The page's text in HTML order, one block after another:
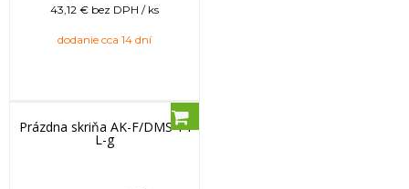
43,12 € bez DPH / ks
dodanie cca 14 dní
Prázdna skriňa AK-F/DMS 14
L-g